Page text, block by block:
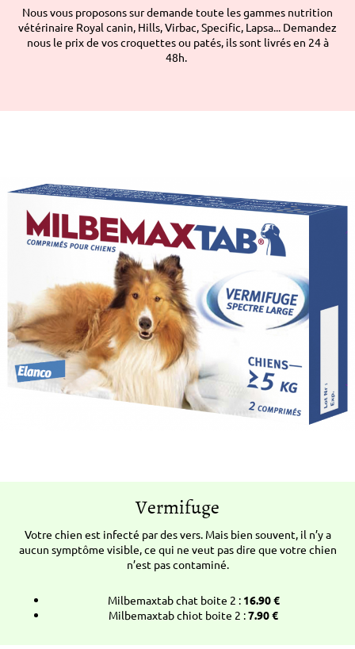
Nous vous proposons sur demande toute les gammes nutrition
vétérinaire Royal canin, Hills, Virbac, Specific, Lapsa... Demandez
nous le prix de vos croquettes ou patés, ils sont livrés en 24 à
48h.
Vermifuge
Votre chien est infecté par des vers. Mais bien souvent, il n’y a
aucun symptôme visible, ce qui ne veut pas dire que votre chien
n’est pas contaminé.
Milbemaxtab chat boite 2 : 16.90 €
Milbemaxtab chiot boite 2 :7.90 €